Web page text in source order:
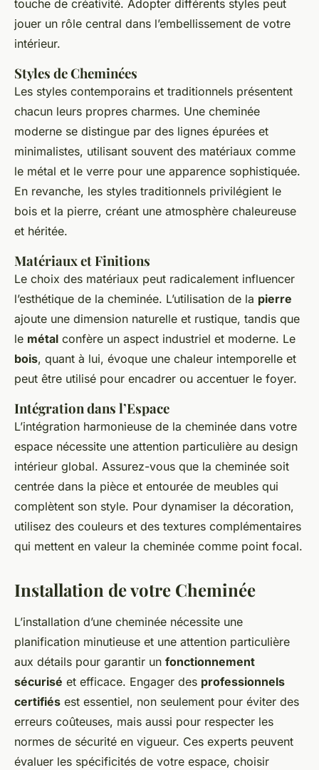
touche de créativité. Adopter différents styles peut
jouer un rôle central dans l’embellissement de votre
intérieur.
Styles de Cheminées
Les styles contemporains et traditionnels présentent
chacun leurs propres charmes. Une cheminée
moderne se distingue par des lignes épurées et
minimalistes, utilisant souvent des matériaux comme
le métal et le verre pour une apparence sophistiquée.
En revanche, les styles traditionnels privilégient le
bois et la pierre, créant une atmosphère chaleureuse
et héritée.
Matériaux et Finitions
Le choix des matériaux peut radicalement influencer
l’esthétique de la cheminée. L’utilisation de la pierre
ajoute une dimension naturelle et rustique, tandis que
le métal confère un aspect industriel et moderne. Le
bois, quant à lui, évoque une chaleur intemporelle et
peut être utilisé pour encadrer ou accentuer le foyer.
Intégration dans l’Espace
L’intégration harmonieuse de la cheminée dans votre
espace nécessite une attention particulière au design
intérieur global. Assurez-vous que la cheminée soit
centrée dans la pièce et entourée de meubles qui
complètent son style. Pour dynamiser la décoration,
utilisez des couleurs et des textures complémentaires
qui mettent en valeur la cheminée comme point focal.
Installation de votre Cheminée
L’installation d’une cheminée nécessite une
planification minutieuse et une attention particulière
aux détails pour garantir un fonctionnement
sécurisé et efficace. Engager des professionnels
certifiés est essentiel, non seulement pour éviter des
erreurs coûteuses, mais aussi pour respecter les
normes de sécurité en vigueur. Ces experts peuvent
évaluer les spécificités de votre espace, choisir